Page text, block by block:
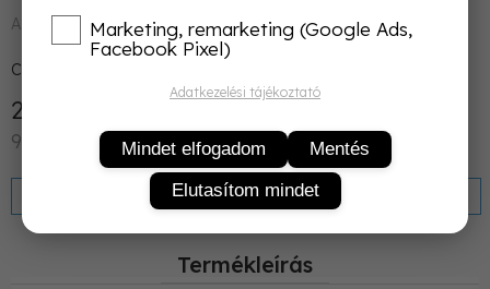
Azonnal raktárról
Csomagolás:
2 700 Ft
900 Ft/db
KOSÁRBA
Termékleírás
Marketing, remarketing (Google Ads,
Facebook Pixel)
Adatkezelési tájékoztató
Mindet elfogadom
Mentés
Elutasítom mindet